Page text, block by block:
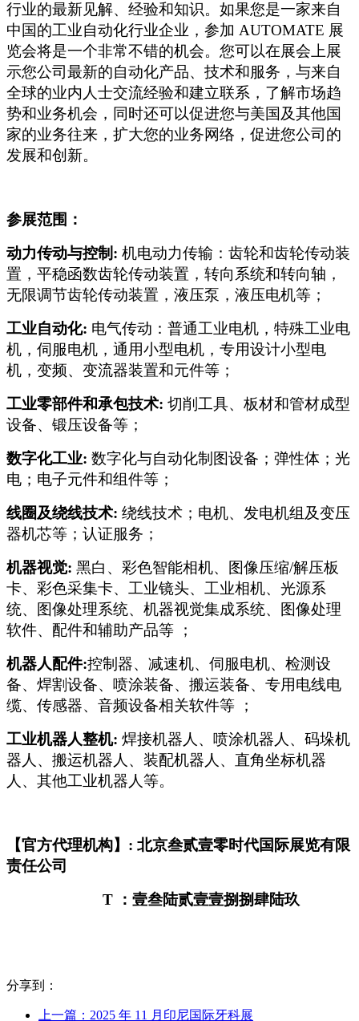
行业的最新见解、经验和知识。如果您是一家来自
中国的工业自动化行业企业，参加 AUTOMATE 展
览会将是一个非常不错的机会。您可以在展会上展
示您公司最新的自动化产品、技术和服务，与来自
全球的业内人士交流经验和建立联系，了解市场趋
势和业务机会，同时还可以促进您与美国及其他国
家的业务往来，扩大您的业务网络，促进您公司的
发展和创新。
参展范围：
动力传动与控制: 机电动力传输：齿轮和齿轮传动装
置，平稳函数齿轮传动装置，转向系统和转向轴，
无限调节齿轮传动装置，液压泵，液压电机等；
工业自动化: 电气传动：普通工业电机，特殊工业电
机，伺服电机，通用小型电机，专用设计小型电
机，变频、变流器装置和元件等；
工业零部件和承包技术: 切削工具、板材和管材成型
设备、锻压设备等；
数字化工业: 数字化与自动化制图设备；弹性体；光
电；电子元件和组件等；
线圈及绕线技术: 绕线技术；电机、发电机组及变压
器机芯等；认证服务；
机器视觉: 黑白、彩色智能相机、图像压缩/解压板
卡、彩色采集卡、工业镜头、工业相机、光源系
统、图像处理系统、机器视觉集成系统、图像处理
软件、配件和辅助产品等 ；
机器人配件:控制器、减速机、伺服电机、检测设
备、焊割设备、喷涂装备、搬运装备、专用电线电
缆、传感器、音频设备相关软件等 ；
工业机器人整机: 焊接机器人、喷涂机器人、码垛机
器人、搬运机器人、装配机器人、直角坐标机器
人、其他工业机器人等。
【官方代理机构】: 北京叁贰壹零时代国际展览有限
责任公司
T
：壹叁陆贰壹壹捌捌肆陆玖
分享到：
上一篇：2025 年 11 月印尼国际牙科展